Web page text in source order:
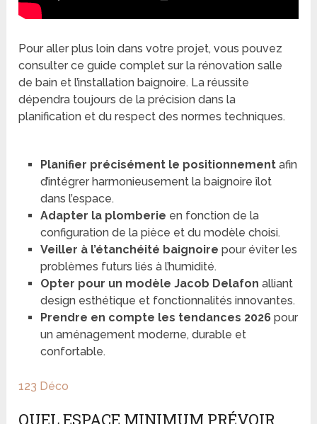
Pour aller plus loin dans votre projet, vous pouvez
consulter ce guide complet sur la rénovation salle
de bain et l’installation baignoire. La réussite
dépendra toujours de la précision dans la
planification et du respect des normes techniques.
Planifier précisément le positionnementafin
d’intégrer harmonieusement la baignoire îlot
dans l’espace.
Adapter la plomberie en fonction de la
configuration de la pièce et du modèle choisi.
Veiller à l’étanchéité baignoire pour éviter les
problèmes futurs liés à l’humidité.
Opter pour un modèle Jacob Delafon alliant
design esthétique et fonctionnalités innovantes.
Prendre en compte les tendances 2026pour
un aménagement moderne, durable et
confortable.
123 Déco
QUEL ESPACE MINIMUM PRÉVOIR